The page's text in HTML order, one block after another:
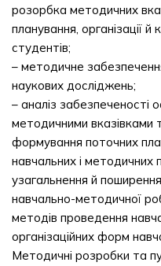
розорбка методичних
планування, організації
студентів;
– методичне
наукових досліджень;
– аналіз забезпеченості
методичними вказівками
формування поточних
навчальних і методичних
узагальнення й
навчально-методичної
методів проведення
організаційних форм
Методичні розробки та